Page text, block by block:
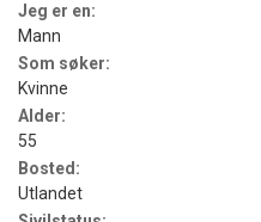
Jeg er en:
Mann
Som søker:
Kvinne
Alder:
55
Bosted:
Utlandet